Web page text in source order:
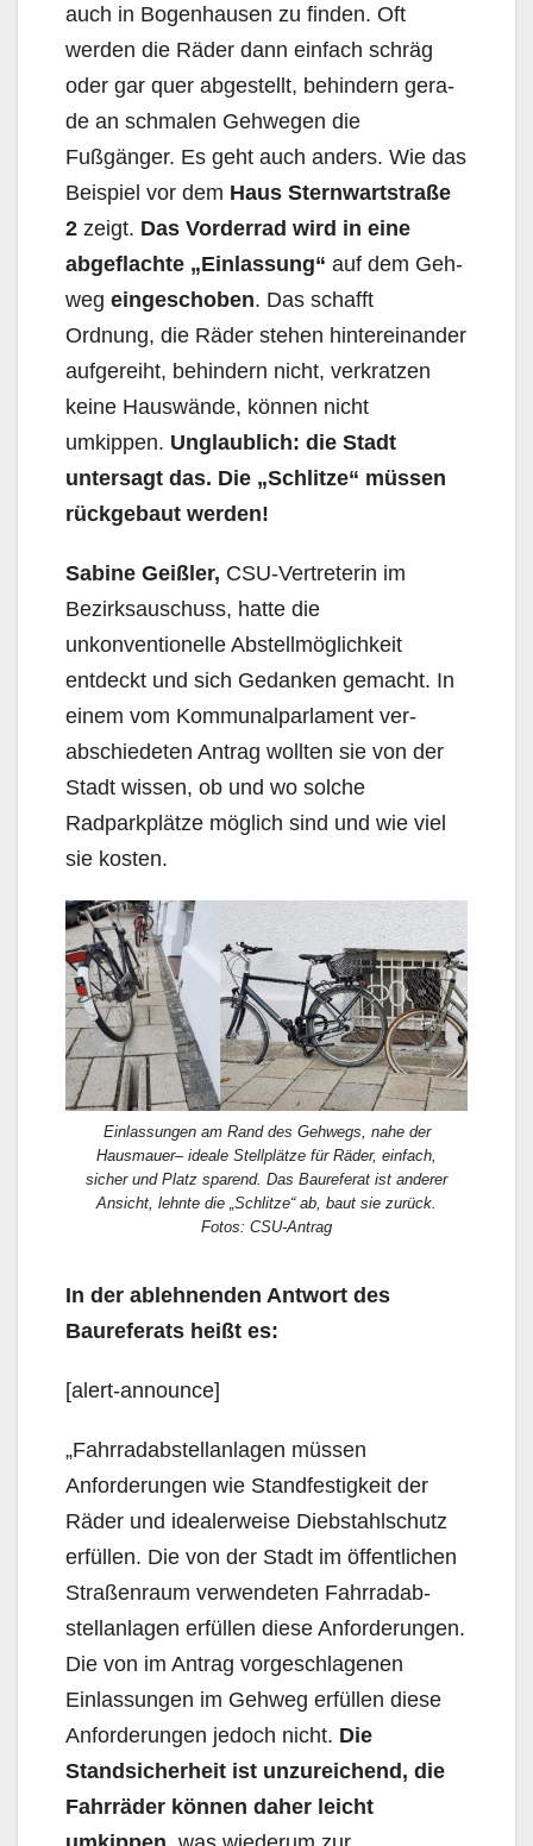
auch in Bogen­hau­sen zu finden. Oft
werden die Räder dann einfach schräg
oder gar quer abgestellt, behindern gera­
de an schmalen Gehwegen die
Fußgänger. Es geht auch anders. Wie das
Beispiel vor dem Haus Sternwartstraße
2 zeigt. Das Vorderrad wird in eine
abgeflachte „Einlassung“ auf dem Geh­
weg ein­ge­scho­ben. Das schafft
Ordnung, die Räder stehen hintereinander
aufgereiht, behindern nicht, verkratzen
keine Hauswände, können nicht
umkippen. Unglaublich: die Stadt
untersagt das. Die „Schlitze“ müssen
rückgebaut werden!
Sabine Geißler, CSU-Vertreterin im
Bezirksauschuss, hatte die
unkonventionelle Abstell­mög­­lich­keit
entdeckt und sich Gedanken gemacht. In
einem vom Kommunalparlament ver­
abschie­de­ten Antrag wollten sie von der
Stadt wis­sen, ob und wo solche
Radparkplätze möglich sind und wie viel
sie kosten.
Einlassungen am Rand des Gehwegs, nahe der
Hausmauer– ideale Stellplätze für Räder, einfach,
sicher und Platz sparend. Das Baureferat ist anderer
Ansicht, lehnte die „Schlitze“ ab, baut sie zurück.
Fotos: CSU-Antrag
In der ablehnenden Antwort des
Baureferats heißt es:
[alert-announce]
„Fahrradabstellanlagen müssen
Anforderungen wie Standfestigkeit der
Räder und idealerweise Diebstahlschutz
erfüllen. Die von der Stadt im öffentlichen
Straßenraum verwendeten Fahrradab­
stellanlagen erfüllen diese Anforderungen.
Die von im Antrag vorgeschlagenen
Einlassungen im Gehweg erfüllen diese
Anforderungen jedoch nicht. Die
Standsicherheit ist unzu­reichend, die
Fahr­räder können daher leicht